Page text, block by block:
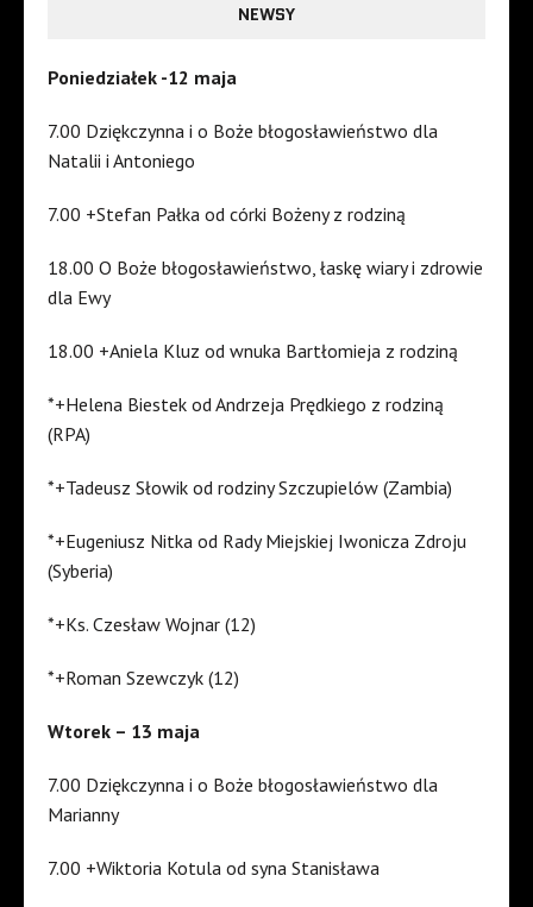
NEWSY
Poniedziałek -12 maja
7.00 Dziękczynna i o Boże błogosławieństwo dla
Natalii i Antoniego
7.00 +Stefan Pałka od córki Bożeny z rodziną
18.00 O Boże błogosławieństwo, łaskę wiary i zdrowie
dla Ewy
18.00 +Aniela Kluz od wnuka Bartłomieja z rodziną
*+Helena Biestek od Andrzeja Prędkiego z rodziną
(RPA)
*+Tadeusz Słowik od rodziny Szczupielów (Zambia)
*+Eugeniusz Nitka od Rady Miejskiej Iwonicza Zdroju
(Syberia)
*+Ks. Czesław Wojnar (12)
*+Roman Szewczyk (12)
Wtorek – 13 maja
7.00 Dziękczynna i o Boże błogosławieństwo dla
Marianny
7.00 +Wiktoria Kotula od syna Stanisława